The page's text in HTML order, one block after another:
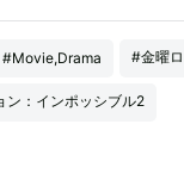
#Movie,Drama #金曜
ン：インポッシブル2